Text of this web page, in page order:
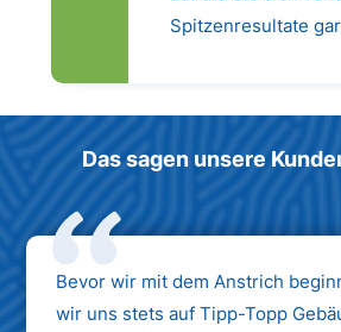
Spitzenresultate
Das sagen unsere
Bevor wir mit dem Anstrich
wir uns stets auf Tipp-Topp